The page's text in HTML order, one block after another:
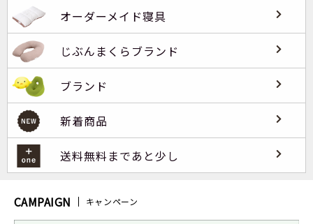
オーダーメイド寝具
じぶんまくらブランド
ブランド
新着商品
送料無料まであと少し
CAMPAIGN キャンペーン